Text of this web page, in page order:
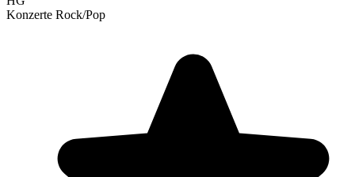
Konzerte Rock/Pop